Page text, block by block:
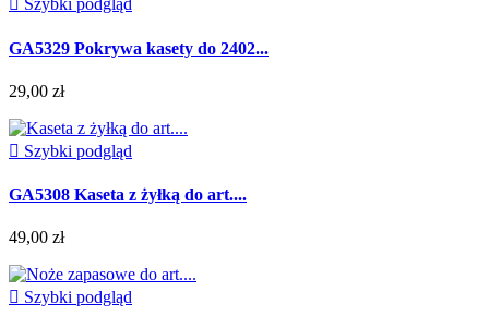
Szybki podgląd
GA5329 Pokrywa kasety do 2402...
29,00 zł
 Szybki podgląd
GA5308 Kaseta z żyłką do art....
49,00 zł
 Szybki podgląd